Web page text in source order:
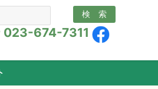
674-7311